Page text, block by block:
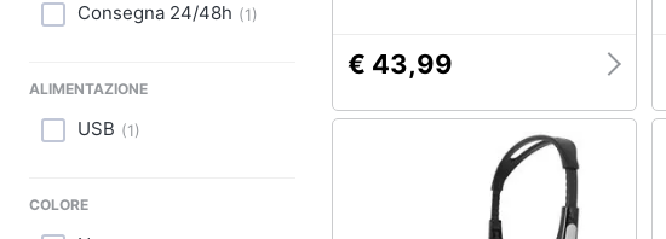
Festività e ricorrenze
Consegna 24/48h (1)
ALIMENTAZIONE
USB (1)
COLORE
€ 43,99